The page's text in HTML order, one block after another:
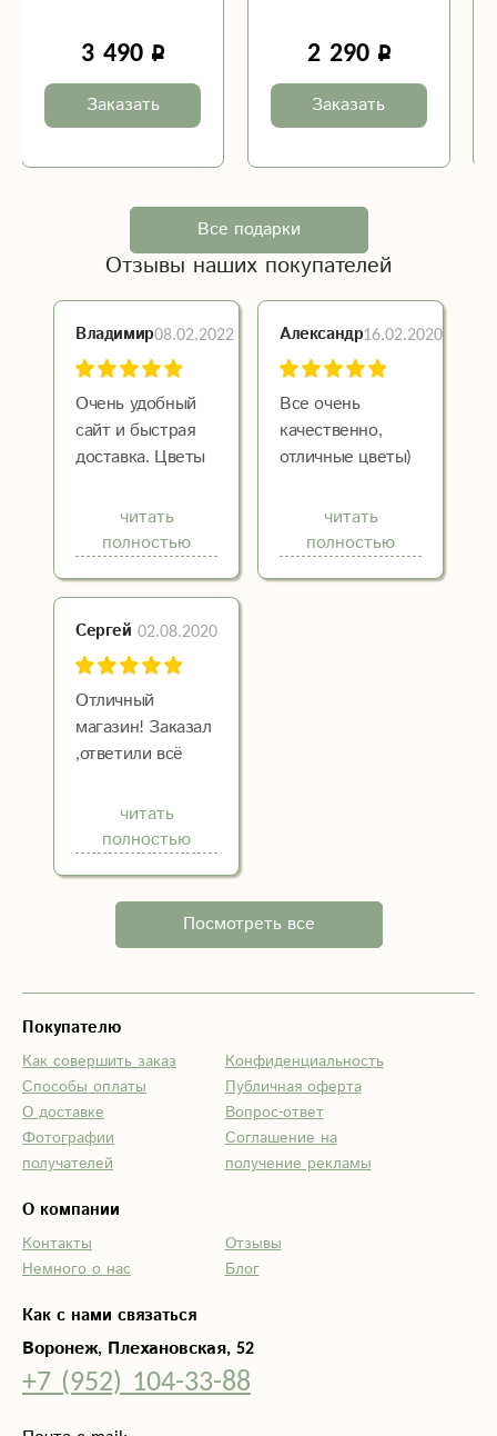
2 290
Заказать
2 490
Заказать
Все подарки
Отзывы наших покупателей
Владимир08.02.2022
Очень удобный
сайт и быстрая
доставка. Цветы
свежие и
соответствовали
фотографии на
сайте.
Рекомендую!
читать
полностью
Александр16.02.2020
Все очень
качественно,
отличные цветы)
персонал.
читать
полностью
Сергей 02.08.2020
Отличный
магазин! Заказал
,ответили всё
доставили в срок.
Девушка
довольна :)
читать
полностью
Посмотреть все
Как с нами связаться
Воронеж, Плехановская, 52
+7 (952) 104-33-88
Покупателю
Как совершить заказ
Способы оплаты
О доставке
Фотографии
получателей
Конфиденциальность
Публичная оферта
Вопрос-ответ
Соглашение на
получение рекламы
О компании
Контакты
Немного о нас
Отзывы
Блог